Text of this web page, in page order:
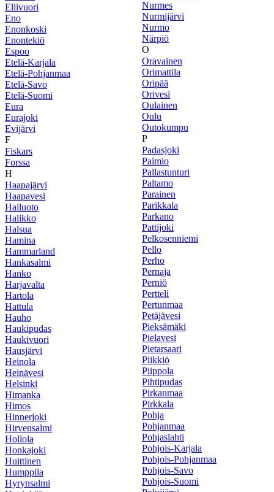
Ellivuori
Eno
Enonkoski
Enontekiö
Espoo
Etelä-Karjala
Etelä-Pohjanmaa
Etelä-Savo
Etelä-Suomi
Eura
Eurajoki
Evijärvi
F
Fiskars
Forssa
H
Haapajärvi
Haapavesi
Hailuoto
Halikko
Halsua
Hamina
Hammarland
Hankasalmi
Hanko
Harjavalta
Hartola
Hattula
Hauho
Haukipudas
Haukivuori
Hausjärvi
Heinola
Heinävesi
Helsinki
Himanka
Himos
Hinnerjoki
Hirvensalmi
Hollola
Honkajoki
Huittinen
Humppila
Hyrynsalmi
Nurmes
Nurmijärvi
Nurmo
Närpiö
O
Oravainen
Orimattila
Oripää
Orivesi
Oulainen
Oulu
Outokumpu
P
Padasjoki
Paimio
Pallastunturi
Paltamo
Parainen
Parikkala
Parkano
Pattijoki
Pelkosenniemi
Pello
Perho
Pernaja
Perniö
Pertteli
Pertunmaa
Petäjävesi
Pieksämäki
Pielavesi
Pietarsaari
Piikkiö
Piippola
Pihtipudas
Pirkanmaa
Pirkkala
Pohja
Pohjanmaa
Pohjaslahti
Pohjois-Karjala
Pohjois-Pohjanmaa
Pohjois-Savo
Pohjois-Suomi